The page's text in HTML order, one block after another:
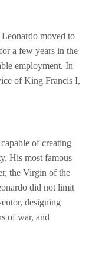
moved to
a few years in the
employment. In
of King Francis I,
of creating
His most famous
the Virgin of the
did not limit
designing
of war, and